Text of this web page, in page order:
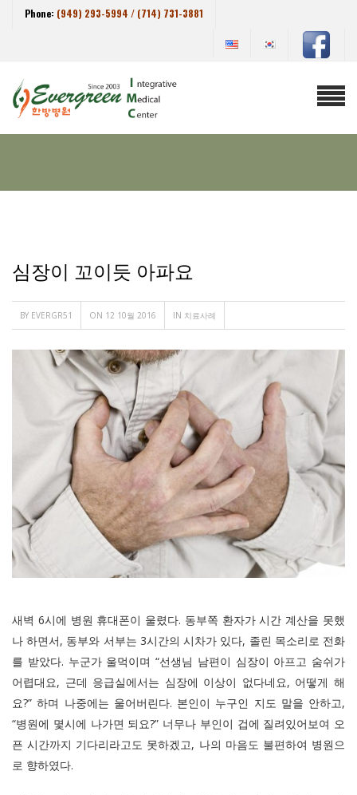
Phone: (949) 293-5994 / (714) 731-3881
심장이 꼬이듯 아파요
BY EVERGR51 ON 12 10월 2016 IN 치료사례
새벽 6시에 병원 휴대폰이 울렸다. 동부쪽 환자가 시간 계산을 못했
나 하면서, 동부와 서부는 3시간의 시차가 있다, 졸린 목소리로 전화
를 받았다. 누군가 울먹이며 “선생님 남편이 심장이 아프고 숨쉬가
어렵대요, 근데 응급실에서는 심장에 이상이 없다네요, 어떻게 해
요?” 하며 나중에는 울어버린다. 본인이 누구인 지도 말을 안하고,
“병원에 몇시에 나가면 되요?” 너무나 부인이 겁에 질려있어보여 오
픈 시간까지 기다리라고도 못하겠고, 나의 마음도 불편하여 병원으
로 향하였다.